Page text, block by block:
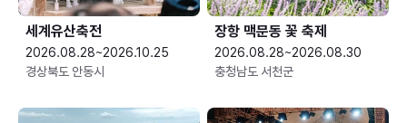
세계유산축전
2026.08.28~2026.10.25
경상북도 안동시
장항 맥문동 꽃 축제
2026.08.28~2026.08.30
충청남도 서천군